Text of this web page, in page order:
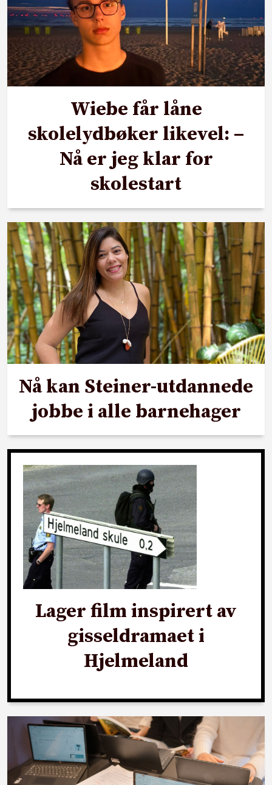
Wiebe får låne
skolelydbøker likevel: –
Nå er jeg klar for
skolestart
Nå kan Steiner-utdannede
jobbe i alle barnehager
Lager film inspirert av
gisseldramaet i
Hjelmeland